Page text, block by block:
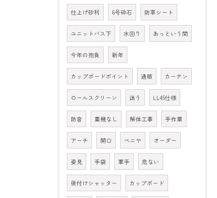
仕上げ砂利 6号砕石 防草シート
ユニットバス下 水回り あっという間
今年の抱負 新年
カップボードポイント 通販 カーテン
ロールスクリーン 迷う LL45仕様
防音 重機なし 解体工事 手作業
アーチ 開口 ベニヤ オーダー
姿見 手袋 軍手 危ない
後付けシャッター カップボード